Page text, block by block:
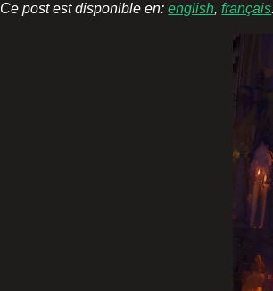
Ce post est disponible en:english,français.